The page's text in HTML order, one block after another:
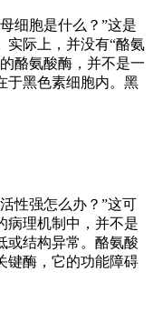
细胞是什么？”这是
实际上，并没有“酪氨
酪氨酸酶，并不是一
于黑色素细胞内。黑
性强怎么办？”这可
病理机制中，并不是
或结构异常。酪氨酸
键酶，它的功能障碍